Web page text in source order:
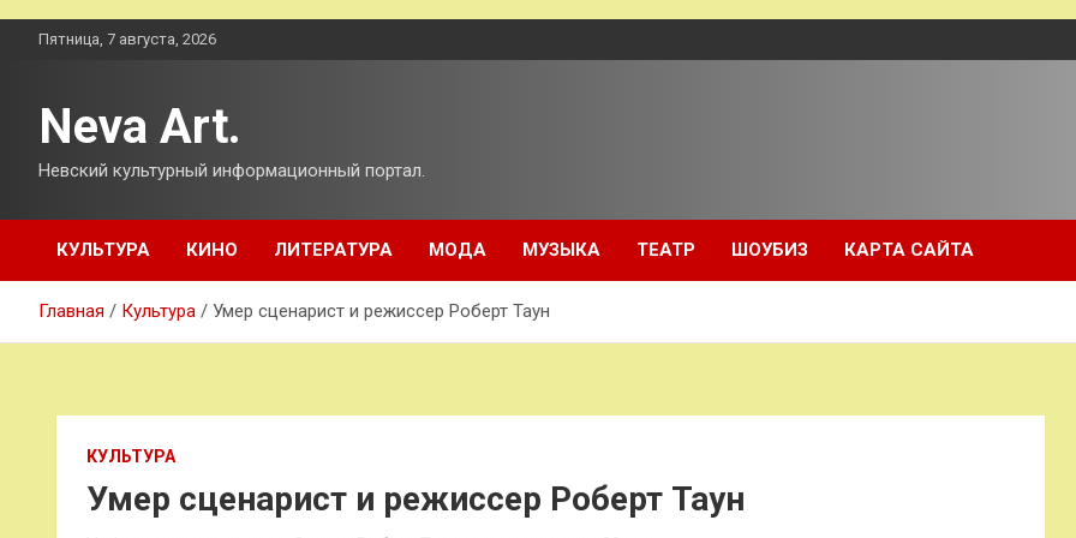
ПерейтиПятница, 7 августа, 2026
Neva Art.
Невский культурный информационный портал.
КУЛЬТУРА КИНО ЛИТЕРАТУРА МОДА МУЗЫКА ТЕАТР ШОУБИЗ КАРТА САЙТА
Главная Культура Умер сценарист и режиссер Роберт Таун
КУЛЬТУРА
Умер сценарист и режиссер Роберт Таун